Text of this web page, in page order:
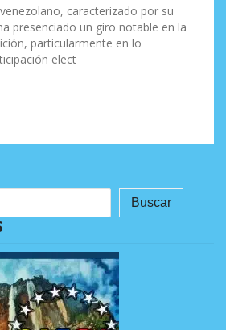
caracterizado por su
presenciado un giro notable en la
particularmente en lo
elect
Buscar